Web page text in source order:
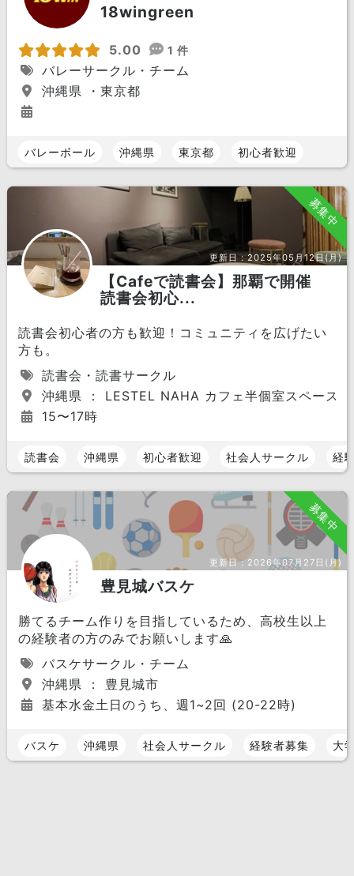
18wingreen
5.00 1 件
バレーサークル・チーム
沖縄県 ・東京都
バレーボール 沖縄県 東京都 初心者歓迎
募集中
更新日：2025年05月12日(月)
【Cafeで読書会】那覇で開催
読書会初心...
読書会初心者の方も歓迎！コミュニティを広げたい
方も。
読書会・読書サークル
沖縄県 ： LESTEL NAHA カフェ半個室スペース
15〜17時
読書会 沖縄県 初心者歓迎 社会人サークル 経
募集中
更新日： 2026年07月27日(月)
豊見城バスケ
勝てるチーム作りを目指しているため、高校生以上
の経験者の方のみでお願いします🙏
バスケサークル・チーム
沖縄県 ： 豊見城市
基本水金土日のうち、週1~2回 (20-22時)
バスケ 沖縄県 社会人サークル 経験者募集 大